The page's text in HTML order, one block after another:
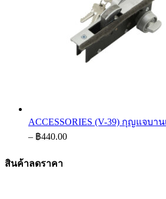
ACCESSORIES (V-39) กุญแจบา
– ฿440.00Price
สินค้าลดราคา